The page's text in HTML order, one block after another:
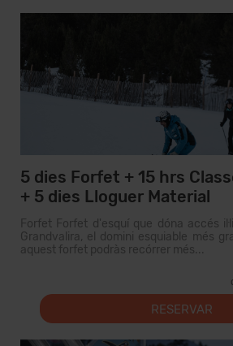
5 dies Forfet + 15 hrs
+ 5 dies Lloguer Material
Forfet Forfet d'esquí que dóna accés
Grandvalira, el domini esquiable més
aquest forfet podràs recórrer més...
RESERVAR